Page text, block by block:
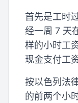
首先是工时
经一周 7 天
样的小时工
现金支付工
按以色列法
的前两个小